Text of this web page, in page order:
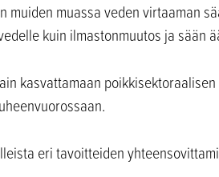
muassa veden virtaaman
kuin ilmastonmuutos ja sään
kasvattamaan
eri tavoitteiden